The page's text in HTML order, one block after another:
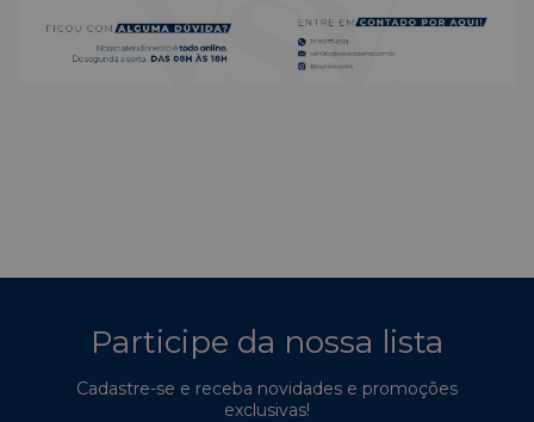
Participe da nossa lista
Cadastre-se e receba novidades e promoções
exclusivas!